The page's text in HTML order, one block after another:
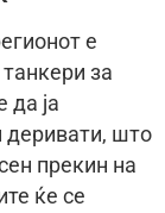
е
за
да ја
деривати, што
прекин на
ќе се